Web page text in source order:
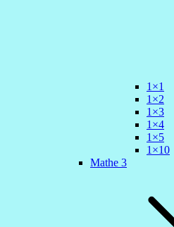
1×1
1×2
1×3
1×4
1×5
1×10
Mathe 3